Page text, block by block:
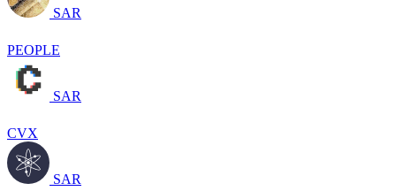
SAR
PEOPLE
SAR
CVX
SAR